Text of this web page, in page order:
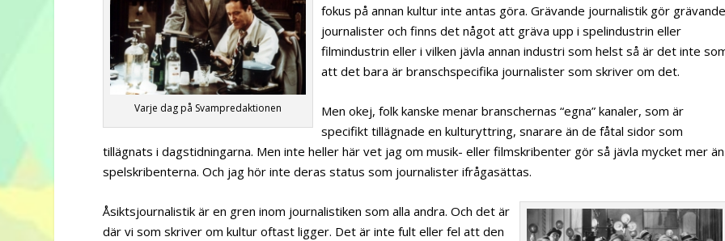
Varje dag på Svampredaktionen
fokus på annan kultur inte antas göra. Grävande journalistik gör
journalister och finns det något att gräva upp i spelindustrin eller
filmindustrin eller i vilken jävla annan industri som helst så är det inte
att det bara är branschspecifika journalister som skriver om det.
Men okej, folk kanske menar branschernas “egna” kanaler, som är
specifikt tillägnade en kulturyttring, snarare än de fåtal sidor som
tillägnats i dagstidningarna. Men inte heller här vet jag om musik- eller filmskribenter gör så jävla mycket mer än
spelskribenterna. Och jag hör inte deras status som journalister ifrågasättas.
Åsiktsjournalistik är en gren inom journalistiken som alla andra. Och det är
där vi som skriver om kultur oftast ligger. Det är inte fult eller fel att den